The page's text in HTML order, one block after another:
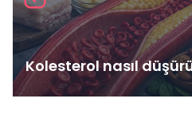
Kolesterol nasıl